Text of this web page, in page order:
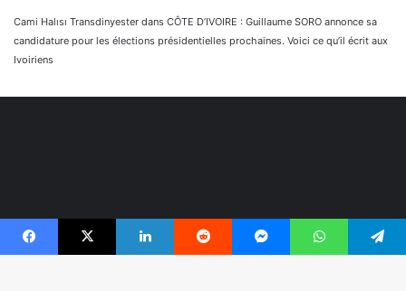
Cami Halısı Transdinyester dans CÔTE D’IVOIRE : Guillaume SORO annonce sa
candidature pour les élections présidentielles prochaines. Voici ce qu’il écrit aux
Ivoiriens
Facebook X Linkedin Reddit Messenger WhatsApp Telegram